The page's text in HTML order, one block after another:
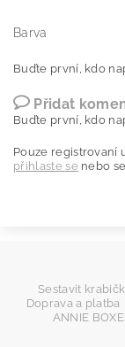
Barva
Buďte první, kdo
Přidat
Buďte první, kdo
Pouze registrovaní
přihlaste se nebo se
Sestavit
Doprava a platba
ANNIE